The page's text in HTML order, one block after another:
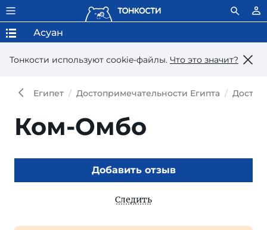
Тонкости используют сookie-файлы. Что это значит?
Асуан
Египет Достопримечательности Египта
Ком-Омбо
Добавить отзыв
Следить